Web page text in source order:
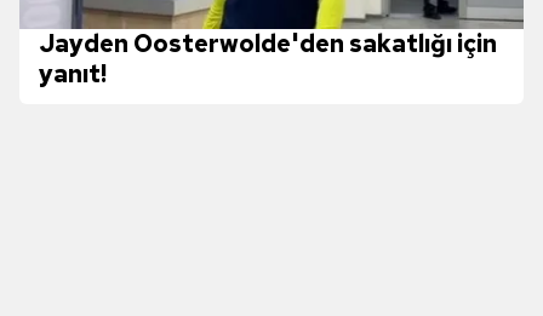
Jayden Oosterwolde'den sakatlığı için
yanıt!